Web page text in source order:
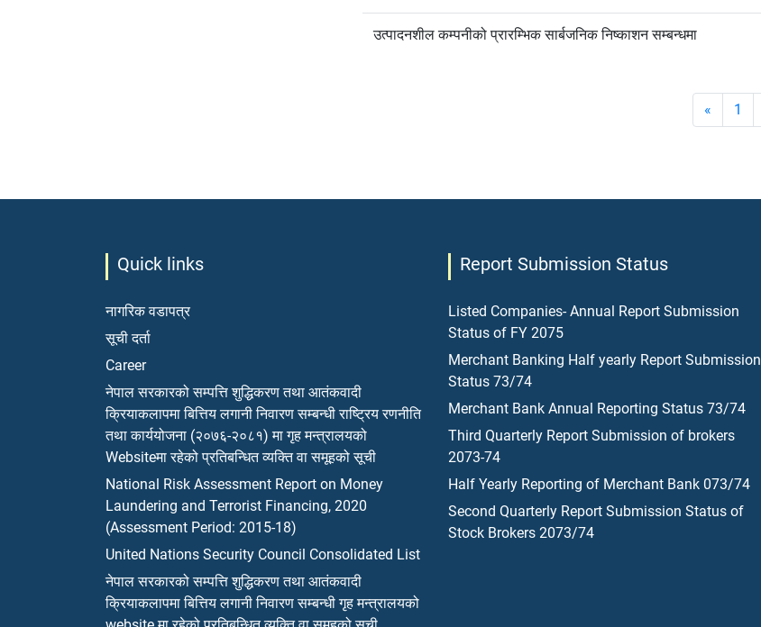
उत्पादनशील कम्पनीको प्रारम्भिक सार्बजनिक निष्काशन सम्बन्धमा
« 1
Quick links
नागरिक वडापत्र
सूची दर्ता
Career
नेपाल सरकारको सम्पत्ति शुद्धिकरण तथा आतंकवादी
क्रियाकलापमा बित्तिय लगानी निवारण सम्बन्धी राष्ट्रिय रणनीति
तथा कार्ययोजना (२०७६-२०८१) मा गृह मन्त्रालयको
Websiteमा रहेको प्रतिबन्धित व्यक्ति वा समूहको सूची
National Risk Assessment Report on Money
Laundering and Terrorist Financing, 2020
(Assessment Period: 2015-18)
United Nations Security Council Consolidated List
नेपाल सरकारको सम्पत्ति शुद्धिकरण तथा आतंकवादी
क्रियाकलापमा बित्तिय लगानी निवारण सम्बन्धी गृह मन्त्रालयको
Report Submission Status
Listed Companies- Annual Report Submission
Status of FY 2075
Merchant Banking Half yearly Report Submission
Status 73/74
Merchant Bank Annual Reporting Status 73/74
Third Quarterly Report Submission of brokers
2073-74
Half Yearly Reporting of Merchant Bank 073/74
Second Quarterly Report Submission Status of
Stock Brokers 2073/74